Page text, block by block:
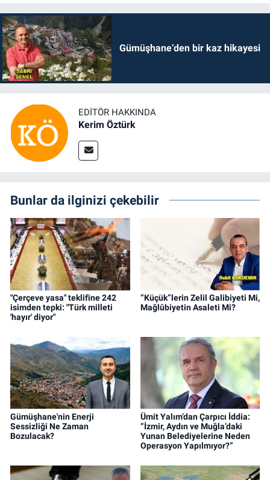
Gümüşhane’den bir kaz hikayesi
EDITÖR HAKKINDA
Kerim Öztürk
Bunlar da ilginizi çekebilir
"Çerçeve yasa" teklifine 242
isimden tepki: "Türk milleti
'hayır' diyor"
“Küçük”lerin Zelil Galibiyeti Mi,
Mağlûbiyetin Asaleti Mi?
Gümüşhane'nin Enerji
Sessizliği Ne Zaman
Bozulacak?
Ümit Yalım’dan Çarpıcı İddia:
“İzmir, Aydın ve Muğla’daki
Yunan Belediyelerine Neden
Operasyon Yapılmıyor?”